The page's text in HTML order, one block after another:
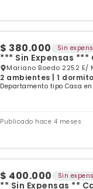
$ 380.000 Sin
*** Sin Expensas
Mariano Boedo 2252 E/
2 ambientes | 1
Departamento tipo Casa
Publicado hace 4 meses
$ 400.000 Sin
** Sin Expensas **